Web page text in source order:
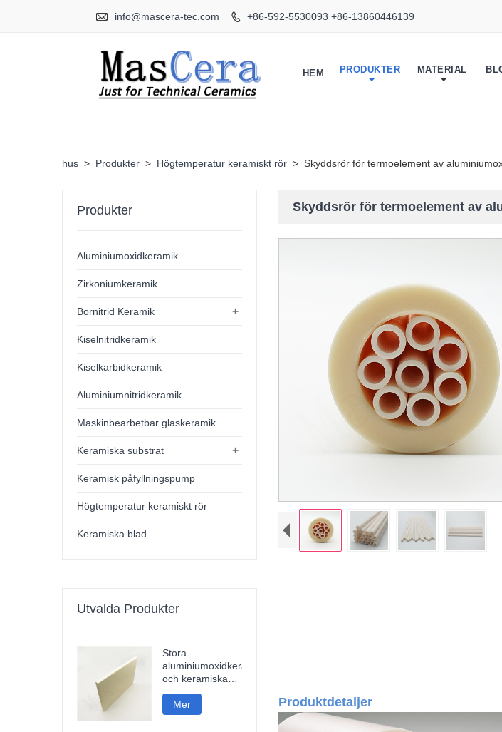
 info@mascera-tec.com  +86-592-5530093 +86-13860446139
HEM PRODUKTER MATERIAL
hus > Produkter > Högtemperatur keramiskt rör > Skyddsrör för termoelement av
Skyddsrör för termoelement av
Produktdetaljer
Produkter
Aluminiumoxidkeramik
Zirkoniumkeramik
+
Bornitrid Keramik
Kiselnitridkeramik
Kiselkarbidkeramik
Aluminiumnitridkeramik
Maskinbearbetbar glaskeramik
+
Keramiska substrat
Keramisk påfyllningspump
Högtemperatur keramiskt rör
Keramiska blad
Utvalda Produkter
Stora
aluminiumoxidkeramikplattor
och keramiska
skivor
Mer